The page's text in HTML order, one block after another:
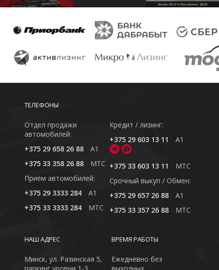
ТЕЛЕФОНЫ
Отдел продажи
автомобилей:
+375 29 658 26 88
A1
+375 33 358 26 88
MTC
Приём автомобилей:
+375 29 3333 284
A1
+375 33 3333 284
MTC
Кредит / лизинг:
+375 29 603 13 11
A1
+375 33 603 13 11
MTC
Cрочный выкуп / Обмен:
+375 29 657 26 88
A1
+375 33 357 26 88
MTC
ВРЕМЯ РАБОТЫ
Ежедневно без
НАШ АДРЕС
Минск, ул. Разинская 5,